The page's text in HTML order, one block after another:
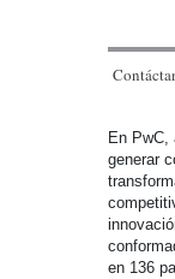
En
generar
en 136